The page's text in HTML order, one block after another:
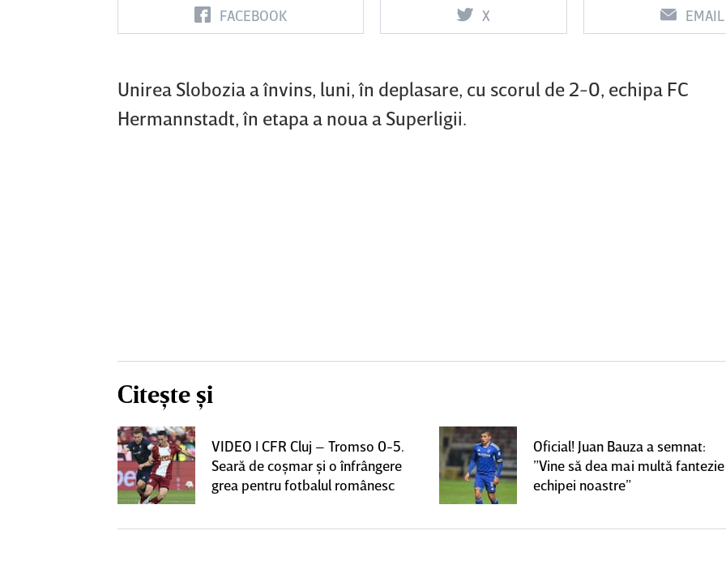
FACEBOOK X EMAIL
Unirea Slobozia a învins, luni, în deplasare, cu scorul de 2-0, echipa FC
Hermannstadt, în etapa a noua a Superligii.
Citește și
VIDEO | CFR Cluj – Tromso 0-5.
Seară de coşmar şi o înfrângere
grea pentru fotbalul românesc
Oficial! Juan Bauza a semnat:
”Vine să dea mai multă fantezie
echipei noastre”